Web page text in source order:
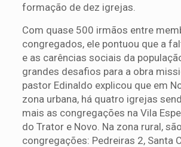
formação de dez igrejas.
Com quase 500 irmãos entre
congregados, ele pontuou que a
e as carências sociais da
grandes desafios para a obra
pastor Edinaldo explicou que em
zona urbana, há quatro igrejas
mais as congregações na Vila
do Trator e Novo. Na zona rural,
congregações: Pedreiras 2, Santa